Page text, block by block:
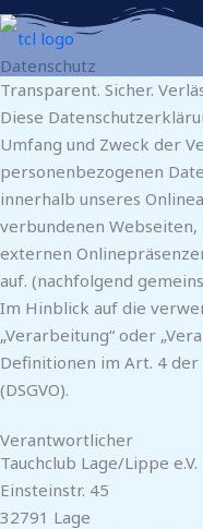
Zum
Inhalt
springen
Datenschutz
Transparent. Sicher.
Diese
Umfang und Zweck der
personenbezogenen
innerhalb unseres
verbundenen
externen
auf. (nachfolgend
Im Hinblick auf die
„Verarbeitung“ oder
Definitionen im Art. 4
(DSGVO).
Verantwortlicher
Tauchclub Lage/Lippe e.V.
Einsteinstr. 45
32791 Lage